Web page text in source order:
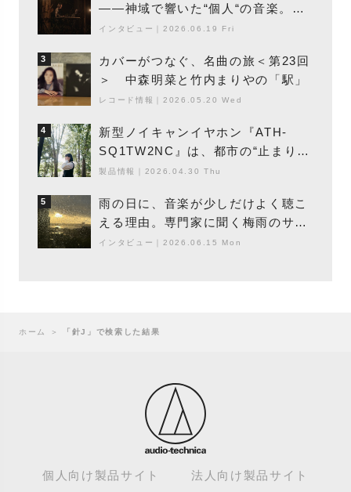
――神域で響いた“個人“の音楽。冥
丁の『赤城 夜神楽』をレポート
インタビュー 2026.06.19 Fri
3
カバーがつなぐ、名曲の旅＜第23回
＞ 中森明菜と竹内まりやの「駅」
レコード情報 2026.05.20 Wed
4
新型ノイキャンイヤホン『ATH-
SQ1TW2NC』は、都市の“止まり
木”になり得るーシンガーソングライ
製品情報 2026.04.30 Thu
5
雨の日に、音楽が少しだけよく聴こ
える理由。専門家に聞く梅雨のサウ
ンドスケープ
インタビュー 2026.06.15 Mon
ホーム ＞ 「針J」で検索した結果
個人向け製品サイト 法人向け製品サイト